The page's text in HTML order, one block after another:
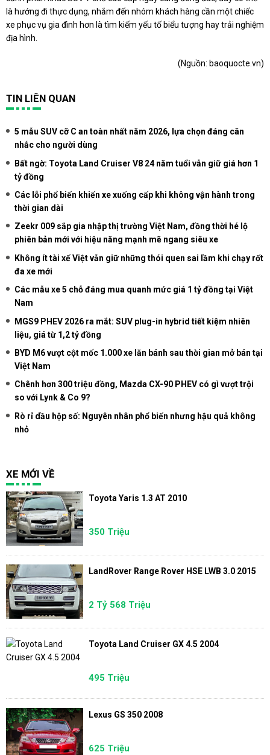
là hướng đi thực dụng, nhắm đến nhóm khách hàng cần một chiếc
xe phục vụ gia đình hơn là tìm kiếm yếu tố biểu tượng hay trải nghiệm
địa hình.
(Nguồn: baoquocte.vn)
TIN LIÊN QUAN
5 mẫu SUV cỡ C an toàn nhất năm 2026, lựa chọn đáng cân
nhắc cho người dùng
Bất ngờ: Toyota Land Cruiser V8 24 năm tuổi vẫn giữ giá hơn 1
tỷ đồng
Các lỗi phổ biến khiến xe xuống cấp khi không vận hành trong
thời gian dài
Zeekr 009 sắp gia nhập thị trường Việt Nam, đồng thời hé lộ
phiên bản mới với hiệu năng mạnh mẽ ngang siêu xe
Không ít tài xế Việt vẫn giữ những thói quen sai lầm khi chạy rốt
đa xe mới
Các mẫu xe 5 chỗ đáng mua quanh mức giá 1 tỷ đồng tại Việt
Nam
MGS9 PHEV 2026 ra mắt: SUV plug-in hybrid tiết kiệm nhiên
liệu, giá từ 1,2 tỷ đồng
BYD M6 vượt cột mốc 1.000 xe lăn bánh sau thời gian mở bán tại
Việt Nam
Chênh hơn 300 triệu đồng, Mazda CX-90 PHEV có gì vượt trội
so với Lynk & Co 9?
Rò rỉ dầu hộp số: Nguyên nhân phổ biến nhưng hậu quả không
nhỏ
XE MỚI VỀ
Toyota Yaris 1.3 AT 2010
350 Triệu
LandRover Range Rover HSE LWB 3.0 2015
2 Tỷ 568 Triệu
Toyota Land Cruiser GX 4.5 2004
495 Triệu
Lexus GS 350 2008
625 Triệu